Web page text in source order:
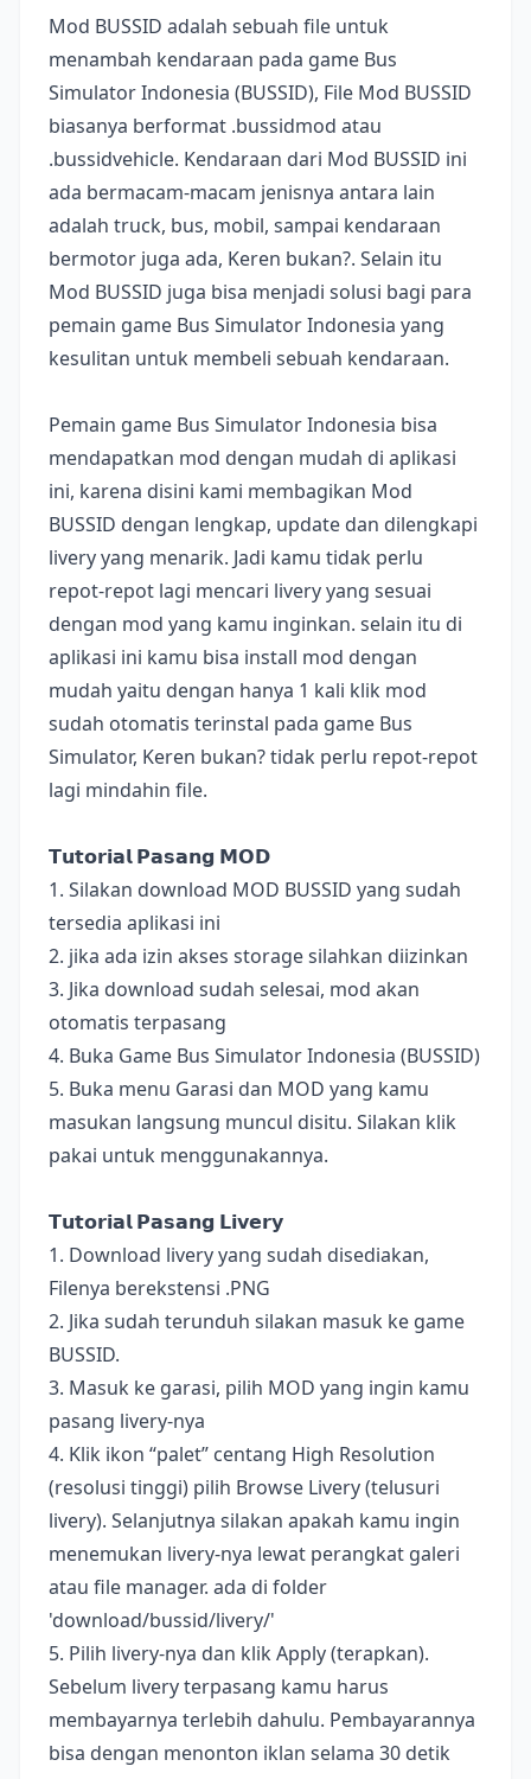
Mod BUSSID adalah sebuah file untuk
menambah kendaraan pada game Bus
Simulator Indonesia (BUSSID), File Mod BUSSID
biasanya berformat .bussidmod atau
.bussidvehicle. Kendaraan dari Mod BUSSID ini
ada bermacam-macam jenisnya antara lain
adalah truck, bus, mobil, sampai kendaraan
bermotor juga ada, Keren bukan?. Selain itu
Mod BUSSID juga bisa menjadi solusi bagi para
pemain game Bus Simulator Indonesia yang
kesulitan untuk membeli sebuah kendaraan.
Pemain game Bus Simulator Indonesia bisa
mendapatkan mod dengan mudah di aplikasi
ini, karena disini kami membagikan Mod
BUSSID dengan lengkap, update dan dilengkapi
livery yang menarik. Jadi kamu tidak perlu
repot-repot lagi mencari livery yang sesuai
dengan mod yang kamu inginkan. selain itu di
aplikasi ini kamu bisa install mod dengan
mudah yaitu dengan hanya 1 kali klik mod
sudah otomatis terinstal pada game Bus
Simulator, Keren bukan? tidak perlu repot-repot
lagi mindahin file.
𝗧𝘂𝘁𝗼𝗿𝗶𝗮𝗹 𝗣𝗮𝘀𝗮𝗻𝗴 𝗠𝗢𝗗
1. Silakan download MOD BUSSID yang sudah
tersedia aplikasi ini
2. jika ada izin akses storage silahkan diizinkan
3. Jika download sudah selesai, mod akan
otomatis terpasang
4. Buka Game Bus Simulator Indonesia (BUSSID)
5. Buka menu Garasi dan MOD yang kamu
masukan langsung muncul disitu. Silakan klik
pakai untuk menggunakannya.
𝗧𝘂𝘁𝗼𝗿𝗶𝗮𝗹 𝗣𝗮𝘀𝗮𝗻𝗴 𝗟𝗶𝘃𝗲𝗿𝘆
1. Download livery yang sudah disediakan,
Filenya berekstensi .PNG
2. Jika sudah terunduh silakan masuk ke game
BUSSID.
3. Masuk ke garasi, pilih MOD yang ingin kamu
pasang livery-nya
4. Klik ikon “palet” centang High Resolution
(resolusi tinggi) pilih Browse Livery (telusuri
livery). Selanjutnya silakan apakah kamu ingin
menemukan livery-nya lewat perangkat galeri
atau file manager. ada di folder
'download/bussid/livery/'
5. Pilih livery-nya dan klik Apply (terapkan).
Sebelum livery terpasang kamu harus
membayarnya terlebih dahulu. Pembayarannya
bisa dengan menonton iklan selama 30 detik